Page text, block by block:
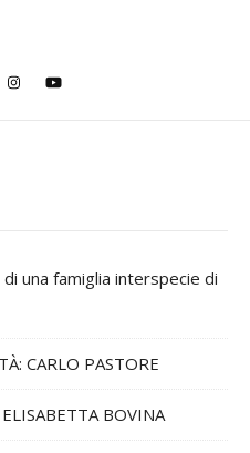
di una famiglia interspecie di
CARLO PASTORE
BOVINA